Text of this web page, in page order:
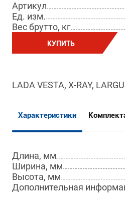
Артикул
Ед. изм.
Вес брутто, кг
КУПИТЬ
LADA VESTA, X-RAY,
Характеристики
Длина, мм
Ширина, мм
Высота, мм
Дополнительная